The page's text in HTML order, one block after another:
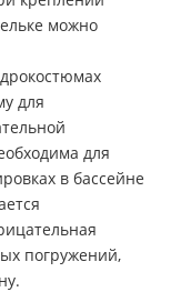
можно
для
для
в бассейне
погружений,